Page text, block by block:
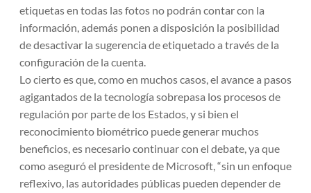
etiquetas en todas las fotos no podrán contar con la
información, además ponen a disposición la posibilidad
de desactivar la sugerencia de etiquetado a través de la
configuración de la cuenta.
Lo cierto es que, como en muchos casos, el avance a pasos
agigantados de la tecnología sobrepasa los procesos de
regulación por parte de los Estados, y si bien el
reconocimiento biométrico puede generar muchos
beneficios, es necesario continuar con el debate, ya que
como aseguró el presidente de Microsoft,“sin un enfoque
reflexivo, las autoridades públicas pueden depender de